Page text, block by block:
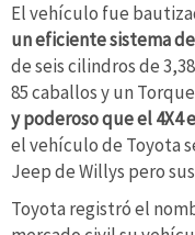
El vehículo fue
un eficiente sistema
de seis cilindros de
85 caballos y un
y poderoso que el 4X4
el vehículo de Toyota
Jeep de Willys pero
Toyota registró el